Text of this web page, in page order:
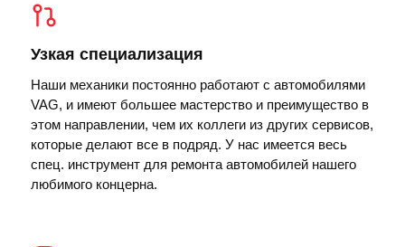
Узкая специализация
Наши механики постоянно работают с автомобилями
VAG, и имеют большее мастерство и преимущество в
этом направлении, чем их коллеги из других сервисов,
которые делают все в подряд. У нас имеется весь
спец. инструмент для ремонта автомобилей нашего
любимого концерна.